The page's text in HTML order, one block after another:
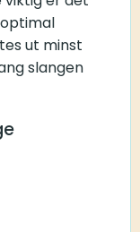
ut minst
slangen